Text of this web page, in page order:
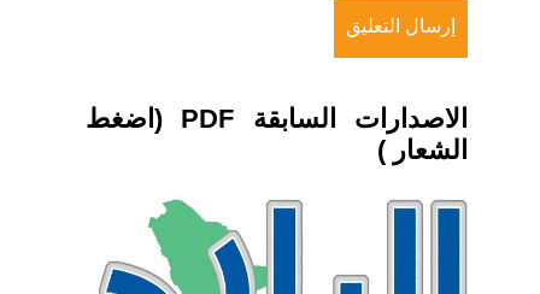
الاصدارات السابقة PDF (اضغط
الشعار )